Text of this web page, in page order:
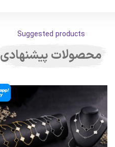
Suggested products
محصولات پیشنهادی